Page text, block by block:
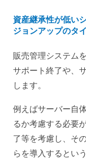
資産継承性が低い
ジョンアップのタ
販売管理システム
サポート終了や、
します。
例えばサーバー自
るか考慮する必要
了等を考慮し、そ
らを導入するとい